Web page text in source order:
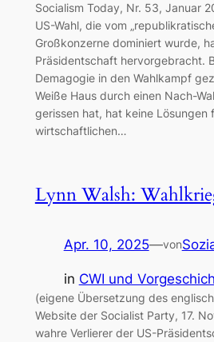
Socialism Today, Nr. 53, Januar
US-Wahl, die vom
Großkonzerne dominiert wurde,
Präsidentschaft hervorgebracht.
Demagogie in den Wahlkampf
Weiße Haus durch einen Nach-
gerissen hat, hat keine Lösungen
wirtschaftlichen…
Lynn Walsh:
Apr. 10, 2025—von
in CWI und
(eigene Übersetzung des
Website der Socialist Party, 17.
wahre Verlierer der US-